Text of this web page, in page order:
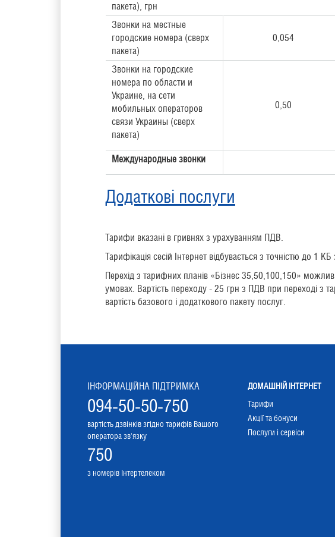
пакета), грн
Звонки на местные
городские номера (сверх
пакета)
0,054
Звонки на городские
номера по области и
Украине, на сети
мобильных операторов
связи Украины (сверх
пакета)
0,50
Международные звонки
Додаткові послуги
Тарифи вказані в гривнях з урахуванням ПДВ.
Тарифікація сесій Інтернет відбувається з точністю до 1
Перехід з тарифних планів «Бізнес 35,50,100,150»
умовах. Вартість переходу - 25 грн з ПДВ при переході з
вартість базового і додаткового пакету послуг.
ІНФОРМАЦІЙНА ПІДТРИМКА
094-50-50-750
вартість дзвінків згідно тарифів Вашого
оператора зв'язку
750
з номерів Інтертелеком
ДОМАШНІЙ ІНТЕРНЕТ
Тарифи
Акції та бонуси
Послуги і сервіси